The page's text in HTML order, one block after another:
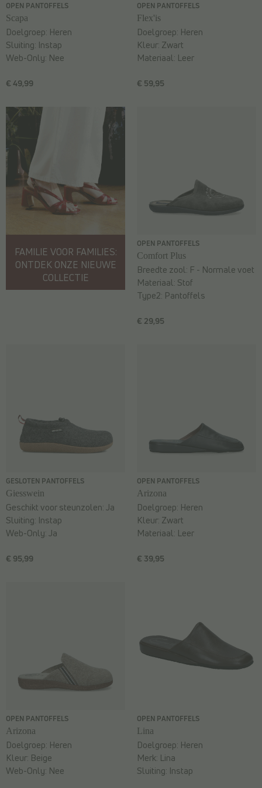
OPEN PANTOFFELS
Scapa
€ 49,99
Doelgroep: Heren
Sluiting: Instap
Web-Only: Nee
OPEN PANTOFFELS
Flex'is
€ 59,95
Doelgroep: Heren
Kleur: Zwart
Materiaal: Leer
FAMILIE VOOR FAMILIES:
ONTDEK ONZE NIEUWE
COLLECTIE
OPEN PANTOFFELS
Comfort Plus
€ 29,95
Breedte zool: F - Normale voet
Materiaal: Stof
Type2: Pantoffels
GESLOTEN PANTOFFELS
Giesswein
€ 95,99
Geschikt voor steunzolen:Ja
Sluiting: Instap
Web-Only:Ja
OPEN PANTOFFELS
Arizona
€ 39,95
Doelgroep: Heren
Kleur: Zwart
Materiaal: Leer
OPEN PANTOFFELS
Arizona
Doelgroep: Heren
Kleur: Beige
Web-Only: Nee
OPEN PANTOFFELS
Lina
Doelgroep: Heren
Merk: Lina
Sluiting: Instap